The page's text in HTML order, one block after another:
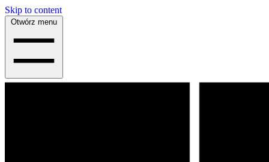
Skip to content
Otwórz menu